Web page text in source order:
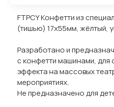
FTPCY Конфетти из
(тишью) 17х55мм, жёлтый,
Разработано и
с конфетти машинами, для
эффекта на массовых
мероприятиях.
Не предназначено для